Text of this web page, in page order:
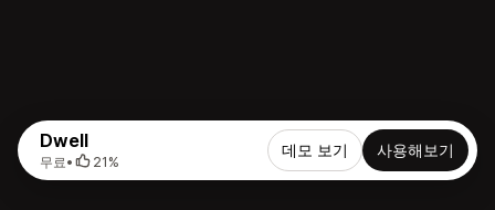
Dwell
무료 • 21%
데모 보기 사용해보기